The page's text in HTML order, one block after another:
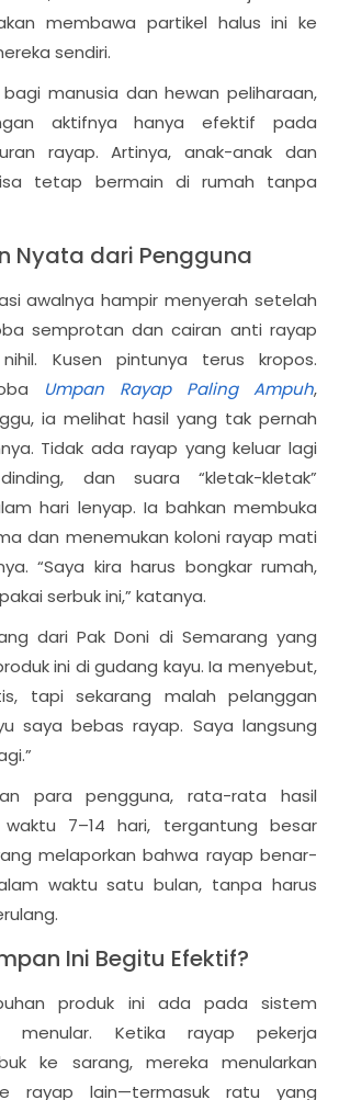
membawa partikel halus ini ke
sendiri.
manusia dan hewan peliharaan,
aktifnya hanya efektif pada
rayap. Artinya, anak-anak dan
tetap bermain di rumah tanpa
Nyata dari Pengguna
awalnya hampir menyerah setelah
semprotan dan cairan anti rayap
Kusen pintunya terus kropos.
Umpan Rayap Paling Ampuh,
ia melihat hasil yang tak pernah
Tidak ada rayap yang keluar lagi
dan suara “kletak-kletak”
hari lenyap. Ia bahkan membuka
dan menemukan koloni rayap mati
“Saya kira harus bongkar rumah,
serbuk ini,” katanya.
dari Pak Doni di Semarang yang
ini di gudang kayu. Ia menyebut,
tapi sekarang malah pelanggan
saya bebas rayap. Saya langsung
para pengguna, rata-rata hasil
7–14 hari, tergantung besar
melaporkan bahwa rayap benar-
waktu satu bulan, tanpa harus
Ini Begitu Efektif?
produk ini ada pada sistem
menular. Ketika rayap pekerja
ke sarang, mereka menularkan
rayap lain—termasuk ratu yang